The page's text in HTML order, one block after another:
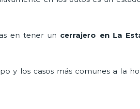
en tener un cerrajero en La
y los casos más comunes a la